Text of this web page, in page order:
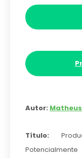
Autor:
Título: